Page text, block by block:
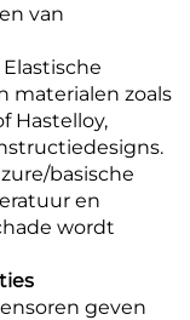
van
Elastische
materialen zoals
Hastelloy,
basische
en
wordt
geven